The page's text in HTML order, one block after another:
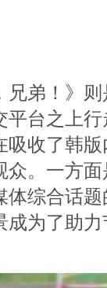
弟！》则
台之上
吸收了韩
众。一方
综合话
为了助力